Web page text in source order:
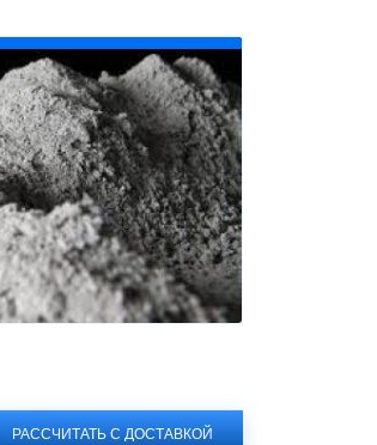
РАССЧИТАТЬ С ДОСТАВКОЙ